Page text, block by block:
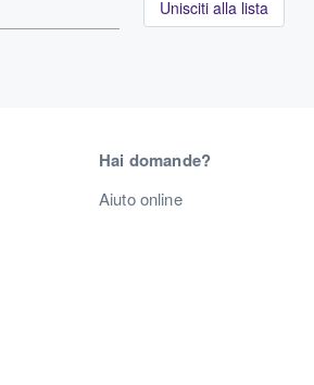
Unisciti alla lista
Hai domande?
Aiuto online